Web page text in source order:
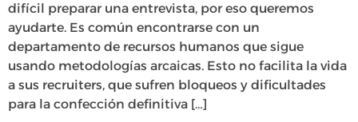
difícil preparar una entrevista, por eso queremos
ayudarte. Es común encontrarse con un
departamento de recursos humanos que sigue
usando metodologías arcaicas. Esto no facilita la vida
a sus recruiters, que sufren bloqueos y dificultades
para la confección definitiva […]